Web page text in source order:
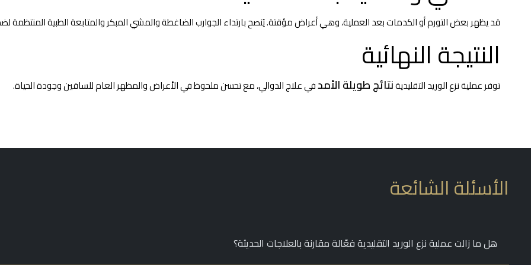
قد يظهر بعض التورم أو الكدمات بعد العملية، وهي أعراض مؤقتة. يُنصح بارتداء الجوارب الضاغطة والمشي المبكر والمتابعة الطبية
النتيجة النهائية
توفر عملية نزع الوريد التقليديةنتائج طويلة الأمدفي علاج الدوالي، مع تحسن ملحوظ في الأعراض والمظهر العام للساقين وجودة الحياة.
الأسئلة الشائعة
هل ما زالت عملية نزع الوريد التقليدية فعّالة مقارنة بالعلاجات الحديثة؟